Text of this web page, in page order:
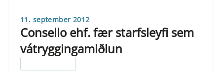
11. september 2012
Consello ehf. fær starfsleyfi sem
vátryggingamiðlun